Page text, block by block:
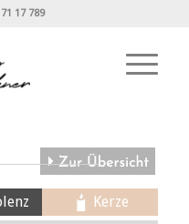
71 17 789
Kerze